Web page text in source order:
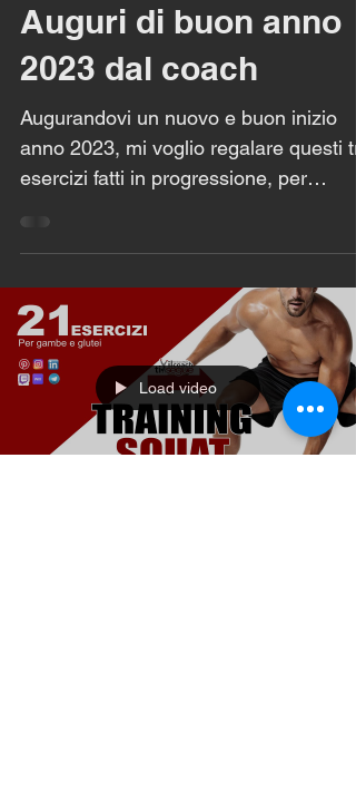
Auguri di buon anno
2023 dal coach
Augurandovi un nuovo e buon inizio
anno 2023, mi voglio regalare questi
esercizi fatti in progressione, per
Load video